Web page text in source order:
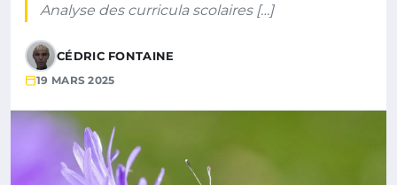
Analyse des curricula scolaires […]
CÉDRIC FONTAINE
19 MARS 2025